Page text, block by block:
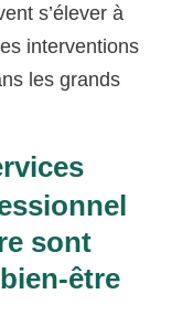
s’élever à
interventions
les grands
sont
être